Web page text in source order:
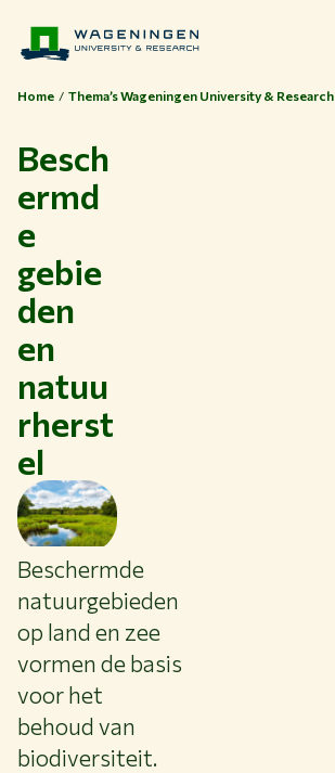
Thema's
Over WUR
NIEUWS & ACHTERGRONDEN
WERKEN BIJ WUR
HUIDIGE STUDENTEN
BIBLIOTHEEK
Home Thema’s Wageningen University & Research
Besch
ermd
e
gebie
den
en
natuu
rherst
el
Beschermde
natuurgebieden
op land en zee
vormen de basis
voor het
behoud van
biodiversiteit.